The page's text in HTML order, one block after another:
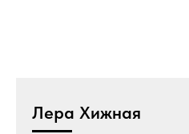
Лера Хижная